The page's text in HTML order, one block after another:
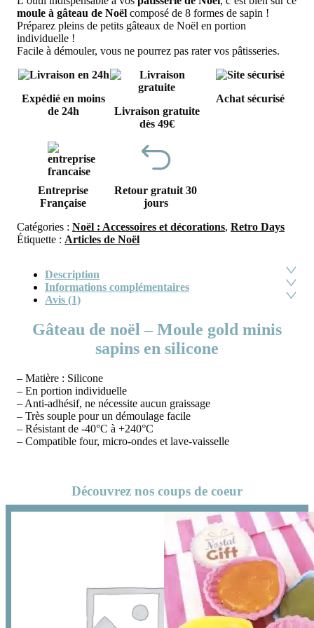
moule à gâteau de Noël composé de 8 formes de sapin !
Préparez pleins de petits gâteaux de Noël en portion
individuelle !
Facile à démouler, vous ne pourrez pas rater vos pâtisseries.
Expédié en moins
de 24h
Livraison gratuite
dès 49€
Achat sécurisé
Entreprise
Française
Retour gratuit 30
jours
Catégories : Noël : Accessoires et décorations, Retro Days
Étiquette : Articles de Noël
Description
Informations complémentaires
Avis (1)
Gâteau de noël – Moule gold minis
sapins en silicone
– Matière : Silicone
– En portion individuelle
– Anti-adhésif, ne nécessite aucun graissage
– Très souple pour un démoulage facile
– Résistant de -40°C à +240°C
– Compatible four, micro-ondes et lave-vaisselle
Découvrez nos coups de coeur